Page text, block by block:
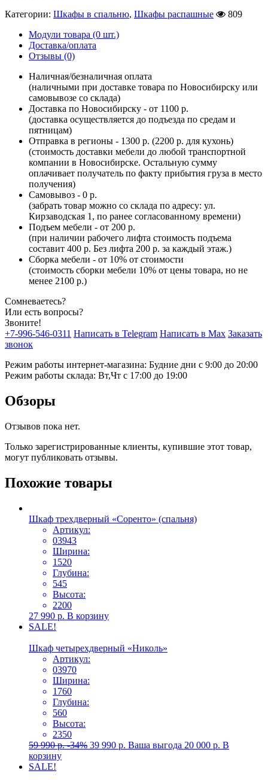
Категории: Шкафы в спальню, Шкафы распашные
809
Модули товара (0 шт.)
Доставка/оплата
Отзывы (0)
Наличная/безналичная оплата
(наличными при доставке товара по Новосибирску или
самовывозе со склада)
Доставка по Новосибирску - от 1100 р.
(доставка осуществляется до подъезда по средам и
пятницам)
Отправка в регионы - 1300 р. (2200 р. для кухонь)
(стоимость доставки мебели до любой транспортной
компании в Новосибирске. Остальную сумму
оплачивает получатель по факту прибытия груза в место
получения)
Самовывоз - 0 р.
(забрать товар можно со склада по адресу: ул.
Кирзаводская 1, по ранее согласованному времени)
Подъем мебели - от 200 р.
(при наличии рабочего лифта стоимость подъема
составит 400 р. Без лифта 200 р. за каждый этаж.)
Сборка мебели - от 10% от стоимости
(стоимость сборки мебели 10% от цены товара, но не
менее 2100 р.)
Сомневаетесь?
Или есть вопросы?
Звоните!
+7-996-546-0311 Написать в Telegram Написать в Max Заказать
звонок
Режим работы интернет-магазина: Будние дни с 9:00 до 20:00
Режим работы склада: Вт,Чт с 17:00 до 19:00
Обзоры
Отзывов пока нет.
Только зарегистрированные клиенты, купившие этот товар,
могут публиковать отзывы.
Похожие товары
Шкаф трехдверный «Соренто» (спальня)
Артикул:
03943
Ширина:
1520
Глубина:
545
Высота:
2200
27 990 р. В корзину
SALE!
Шкаф четырехдверный «Николь»
Артикул:
03970
Ширина:
1760
Глубина:
560
Высота:
2350
59 990р. -34% 39 990 р. Ваша выгода 20 000 р. В
корзину
SALE!